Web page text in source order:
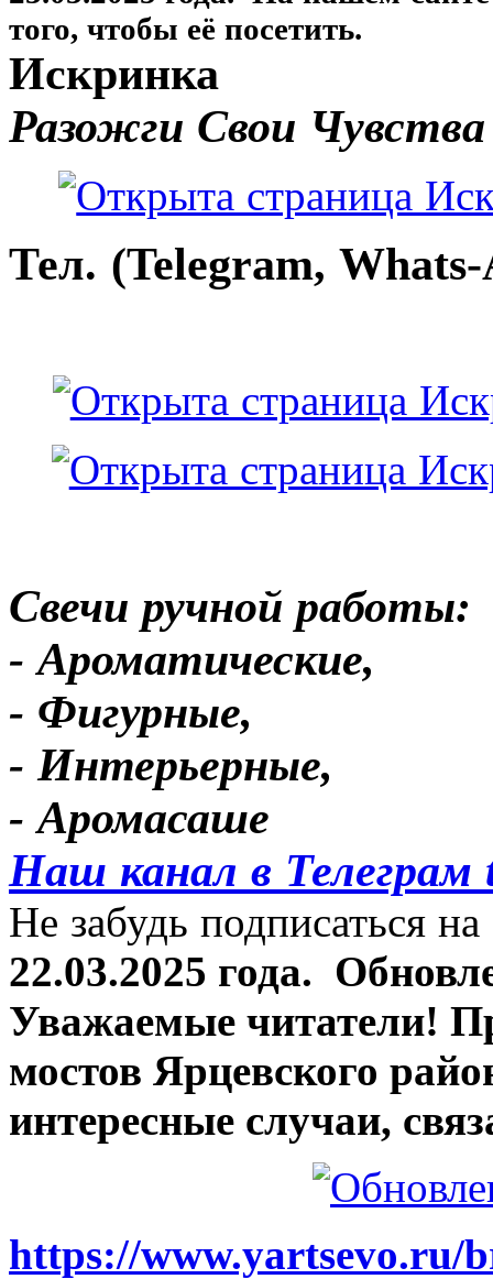
того, чтобы её посетить.
Искринка
Разожги Свои Чувства
Тел. (Telegram,
Свечи ручной работы:
- Ароматические,
- Фигурные,
- Интерьерные,
- Аромасаше
Наш канал в Телеграм
Не забудь подписаться
22.03.2025 года.
Уважаемые читатели!
мостов Ярцевского
интересные случаи,
https://www.yartsevo.ru/